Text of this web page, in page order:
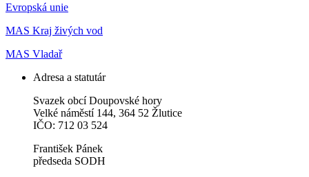
Evropská unie
MAS Kraj živých vod
MAS Vladař
Adresa a statutár
Svazek obcí Doupovské hory
Velké náměstí 144, 364 52 Žlutice
IČO: 712 03 524
František Pánek
předseda SODH